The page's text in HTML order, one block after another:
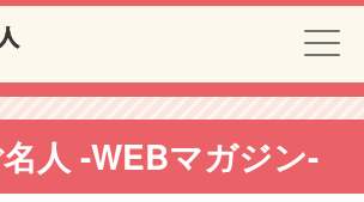
人 -WEBマガジン-